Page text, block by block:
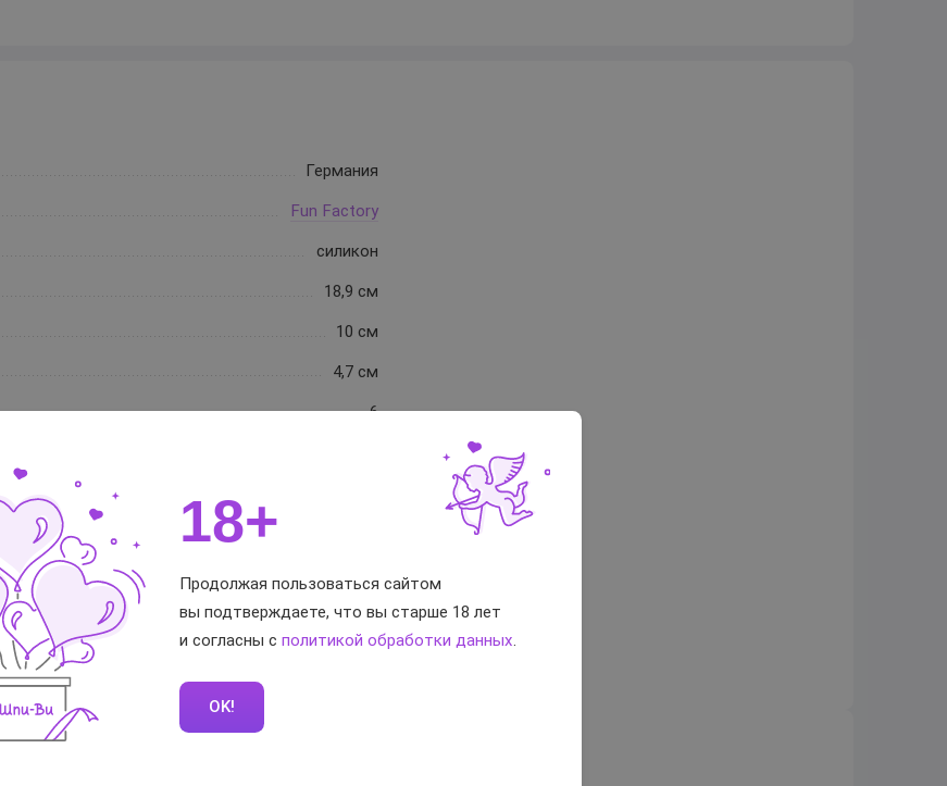
Германия
Fun Factory
силикон
18,9 см
10 см
4,7 см
6
100% (можно использовать под водой)
195 г
2 года
18+
Продолжая пользоваться сайтом
вы подтверждаете, что вы старше 18 лет
и согласны сполитикой обработки данных.
OK!